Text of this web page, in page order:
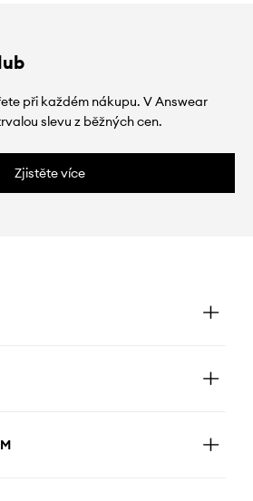
při každém nákupu. V Answear
slevu z běžných cen.
Zjistěte více